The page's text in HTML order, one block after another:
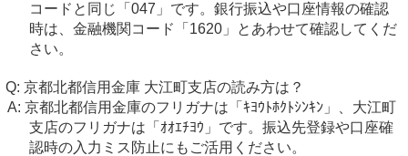
コードと同じ「047」です。銀行振込や口座情報の確認
時は、金融機関コード「1620」とあわせて確認してくだ
さい。
京都北都信用金庫 大江町支店の読み方は？
京都北都信用金庫のフリガナは「ｷﾖｳﾄﾎｸﾄｼﾝｷﾝ」、大江町
支店のフリガナは「ｵｵｴﾁﾖｳ」です。振込先登録や口座確
認時の入力ミス防止にもご活用ください。